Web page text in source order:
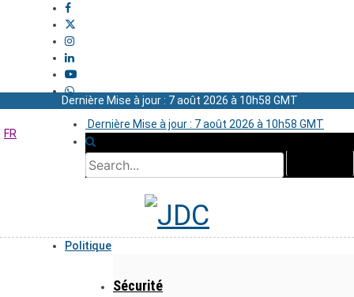
Dernière Mise à jour : 7 août 2026 à 10h58 GMT
Dernière Mise à jour : 7 août 2026 à 10h58 GMT
FR
Politique
Sécurité